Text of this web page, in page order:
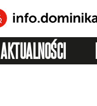
AKTUALNOŚCI